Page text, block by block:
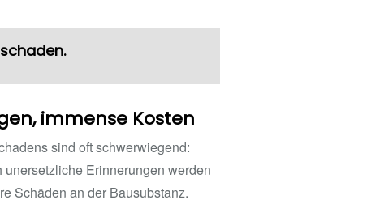
immense Kosten
sind oft schwerwiegend:
unersetzliche Erinnerungen werden
Schäden an der Bausubstanz.